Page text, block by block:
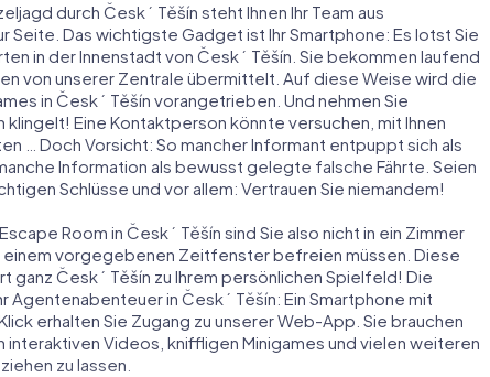
durch Český Těšín steht Ihnen Ihr Team aus
Seite. Das wichtigste Gadget ist Ihr Smartphone: Es lotst Sie
in der Innenstadt von Český Těšín. Sie bekommen laufend
von unserer Zentrale übermittelt. Auf diese Weise wird die
in Český Těšín vorangetrieben. Und nehmen Sie
Eine Kontaktperson könnte versuchen, mit Ihnen
… Doch Vorsicht: So mancher Informant entpuppt sich als
Information als bewusst gelegte falsche Fährte. Seien
Schlüsse und vor allem: Vertrauen Sie niemandem!
Room in Český Těšín sind Sie also nicht in ein Zimmer
einem vorgegebenen Zeitfenster befreien müssen. Diese
ganz Český Těšín zu Ihrem persönlichen Spielfeld! Die
Agentenabenteuer in Český Těšín: Ein Smartphone mit
erhalten Sie Zugang zu unserer Web-App. Sie brauchen
interaktiven Videos, kniffligen Minigames und vielen weiteren
zu lassen.